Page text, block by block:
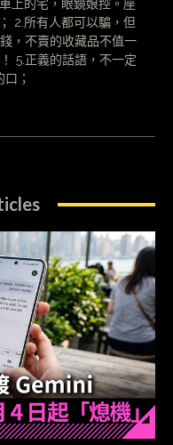
上的宅，眼鏡娘控。座
2.所有人都可以騙，但
，不賣的收藏品不值一
5.正義的話語，不一定
；